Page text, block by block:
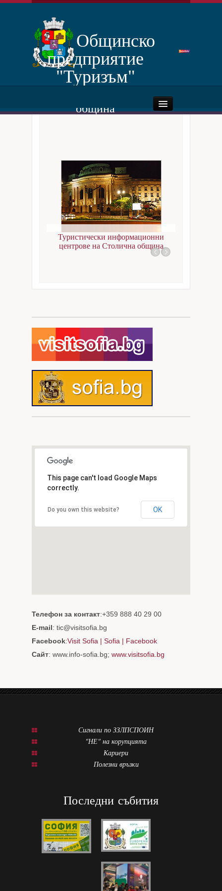
Общинско
предприятие
"Туризъм"
община
Дейности
Нормативни документи
Документи за категоризиране
Документи за регистрация
Събития
Услуги
Отчети
София
Туристически информационни
центрове на Столична община
This page can't load Google Maps
correctly.
Do you own this website? OK
Телефон за контакт:+359 888 40 29 00
Е-mail: tic@visitsofia.bg
Facebook:Visit Sofia | Sofia | Facebook
Сайт: www.info-sofia.bg; www.visitsofia.bg
Сигнали по ЗЗЛПСПОИН
"НЕ" на корупцията
Кариери
Полезни връзки
Последни събития